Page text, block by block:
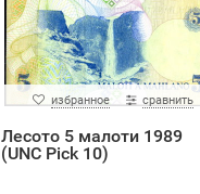
избранное сравнить
Лесото 5 малоти 1989
(UNC Pick 10)